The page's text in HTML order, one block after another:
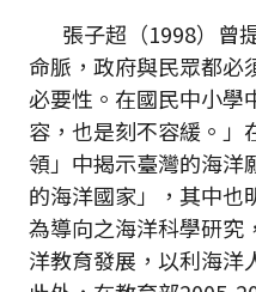
張子超（1998）曾
命脈，政府與民眾都必
必要性。在國民中小學
容，也是刻不容緩。」
領」中揭示臺灣的海洋
的海洋國家」，其中也
為導向之海洋科學研究
洋教育發展，以利海洋